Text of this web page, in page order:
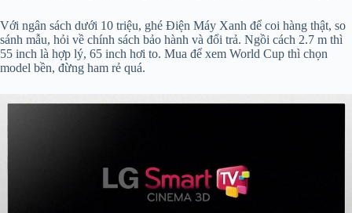
Với ngân sách dưới 10 triệu, ghé Điện Máy Xanh để coi hàng thật, so
sánh mẫu, hỏi về chính sách bảo hành và đổi trả. Ngồi cách 2.7 m thì
55 inch là hợp lý, 65 inch hơi to. Mua để xem World Cup thì chọn
model bền, đừng ham rẻ quá.